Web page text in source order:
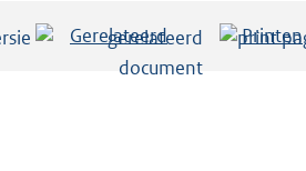
Gerelateerd Printen